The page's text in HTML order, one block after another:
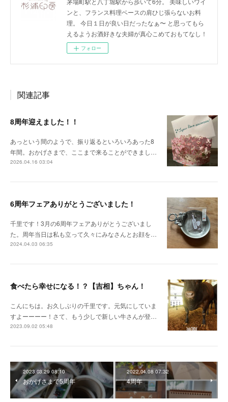
ンと、フランス料理ベースの肩ひじ張らないお料
理。 今日１日が良い日だったなぁ〜 と思ってもら
えるようお酒好きな夫婦が真心こめておもてなし！
フォロー
関連記事
8周年迎えました！！
あっという間のようで、振り返るといろいろあった8
年間。おかげさまで、ここまで来ることができまし…
2026.04.16 03:04
6周年フェアありがとうございました！
千里です！3月の6周年フェアありがとうございまし
た。周年当日は私も立って久々にみなさんとお顔を…
2024.04.03 06:35
食べたら幸せになる！？【吉相】ちゃん！
こんにちは。お久しぶりの千里です。元気にしていま
すよーーーー！さて、もう少しで新しい牛さんが登…
2023.09.02 05:48
2023.03.29 08:10
おかげさまで5周年
2022.04.08 07:32
4周年